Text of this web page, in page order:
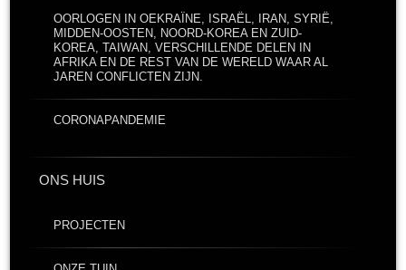
OORLOGEN IN OEKRAÏNE, ISRAËL, IRAN, SYRIË,
MIDDEN-OOSTEN, NOORD-KOREA EN ZUID-
KOREA, TAIWAN, VERSCHILLENDE DELEN IN
AFRIKA EN DE REST VAN DE WERELD WAAR AL
JAREN CONFLICTEN ZIJN.
CORONAPANDEMIE
ONS HUIS
PROJECTEN